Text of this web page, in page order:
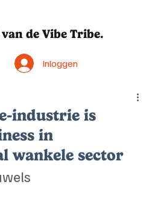
de Vibe Tribe.
Inloggen
industrie is
in
wankele sector